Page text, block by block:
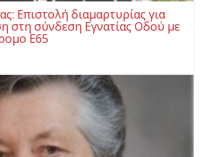
Επιστολή διαμαρτυρίας για
στη σύνδεση Εγνατίας Οδού με
Ε65